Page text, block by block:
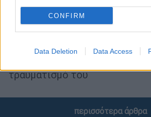
CONFIRM
Data Deletion Data Access
Κόσμος|24.11.2025 09:23
Νεκρός 32χρονος Έλληνας
στη Σερβία
Το ΙΧ στο οποίο επέβαινε
τραυματισμό του
περισσότερα άρθρα